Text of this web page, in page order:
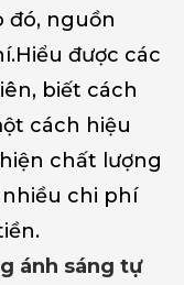
đó, nguồn
Hiểu được các
biết cách
cách hiệu
chất lượng
chi phí
ánh sáng tự